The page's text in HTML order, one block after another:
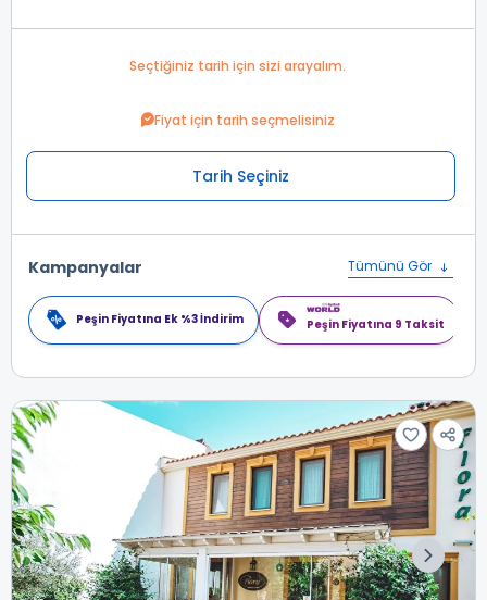
Seçtiğiniz tarih için sizi arayalım.
Fiyat için tarih seçmelisiniz
Tarih Seçiniz
Kampanyalar Tümünü Gör
Peşin Fiyatına Ek %3 İndirim Peşin Fiyatına 9 Taksit